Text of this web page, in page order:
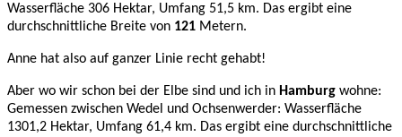
Wasserfläche 306 Hektar, Umfang 51,5 km. Das ergibt eine
durchschnittliche Breite von 121 Metern.
Anne hat also auf ganzer Linie recht gehabt!
Aber wo wir schon bei der Elbe sind und ich in Hamburg wohne:
Gemessen zwischen Wedel und Ochsenwerder: Wasserfläche
1301,2 Hektar, Umfang 61,4 km. Das ergibt eine durchschnittliche